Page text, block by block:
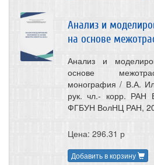
Анализ и
на основе
Анализ и
основе
монография / В.А.
рук. чл.- корр. РАН
ФГБУН ВолНЦ РАН,
Цена: 296.31 р
Добавить в корзину